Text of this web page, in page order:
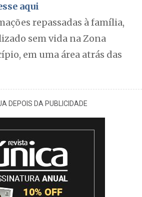
aqui
repassadas à família,
sem vida na Zona
em uma área atrás das
DEPOIS DA PUBLICIDADE